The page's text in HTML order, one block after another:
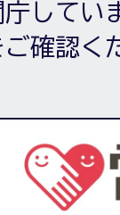
してい
ご確認く